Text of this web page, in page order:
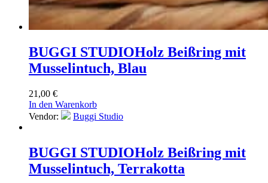
BUGGI STUDIOHolz Beißring mit
Musselintuch, Blau
21,00 €
In den Warenkorb
Vendor:
Buggi Studio
BUGGI STUDIOHolz Beißring mit
Musselintuch, Terrakotta